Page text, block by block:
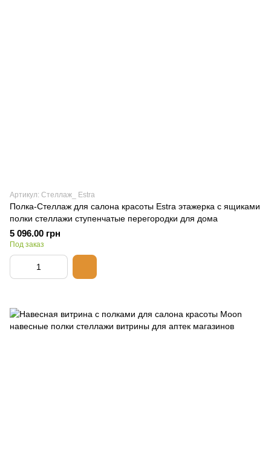
Артикул: Стеллаж_ Estra
Полка-Стеллаж для салона красоты Estra этажерка с ящиками
полки стеллажи ступенчатые перегородки для дома
5 096.00 грн
Под заказ